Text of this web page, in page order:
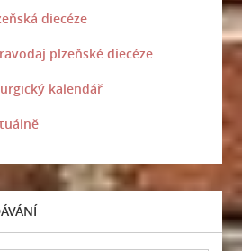
diecéze
plzeňské diecéze
kalendář